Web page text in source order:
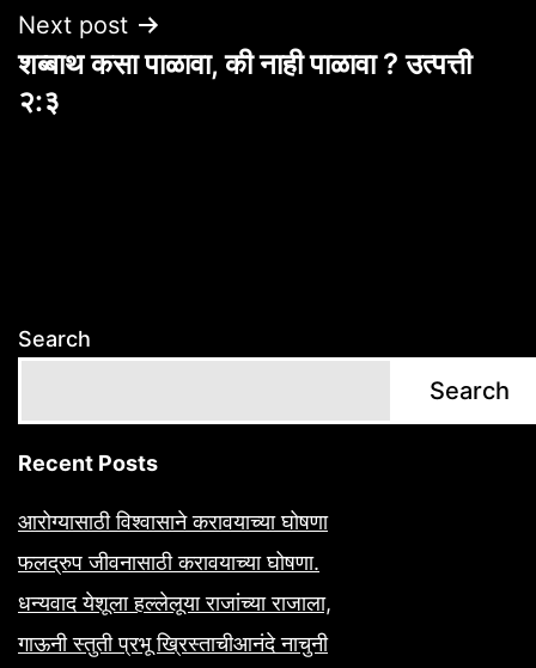
Next post
शब्बाथ कसा पाळावा, की नाही पाळावा ? उत्पत्ती
२:३
Search
Search
Recent Posts
आरोग्यासाठी विश्वासाने करावयाच्या घोषणा
फलद्रुप जीवनासाठी करावयाच्या घोषणा.
धन्यवाद येशूला हल्लेलूया राजांच्या राजाला,
गाऊनी स्तुती प्रभू ख्रिस्ताचीआनंदे नाचुनी